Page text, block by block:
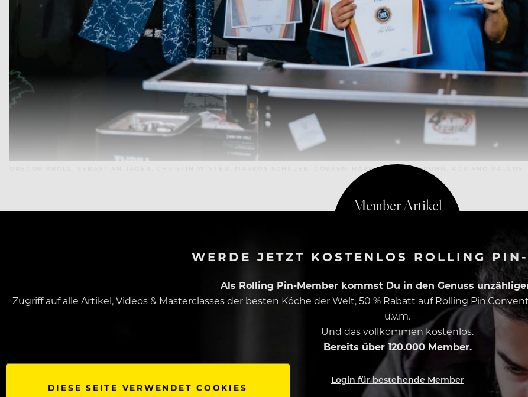
GREGOR KROLL, SEBASTIAN JÄGER, CHRISTIN WINTER, MARKUS SCHULER, GÖRKEM HARP, TORSTEN SPUHN, ADRIANO
WERDE JETZT KOSTENLOS ROLLING
Als Rolling Pin-Member kommst Du in den Genuss
Zugriff auf alle Artikel, Videos & Masterclasses der besten Köche der Welt, 50 % Rabatt auf Rolling
u.v.m.
Und das vollkommen kostenlos.
Bereits über 120.000 Member.
Login für bestehende Member
DIESE SEITE VERWENDET COOKIES